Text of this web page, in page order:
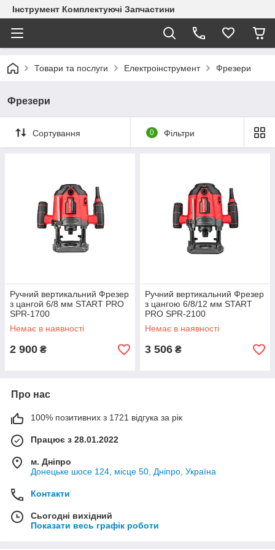
Інструмент Комплектуючі Запчастини
Товари та послуги Електроінструмент Фрезери
Фрезери
Сортування 0 Фільтри
Ручний вертикальний Фрезер
з цангой 6/8 мм START PRO
SPR-1700
Немає в наявності
2 900 ₴
Ручний вертикальний Фрезер
з цангою 6/8/12 мм START
PRO SPR-2100
Немає в наявності
3 506 ₴
Про нас
100% позитивних з 1721 відгука за рік
Працює з 28.01.2022
м. Дніпро
Донецьке шосе 124, місце 50, Дніпро, Україна
Контакти
Сьогодні вихідний
Показати весь графік роботи